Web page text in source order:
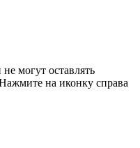
могут оставлять
на иконку справа